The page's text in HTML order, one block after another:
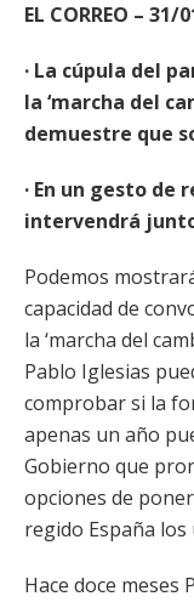
EL CORREO – 31/
· La cúpula del
la ‘marcha del
demuestre que
· En un gesto
intervendrá
Podemos
capacidad de
la ‘marcha del
Pablo Iglesias
comprobar si la
apenas un año
Gobierno que
opciones de
regido España
Hace doce meses